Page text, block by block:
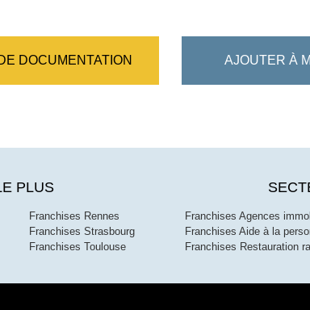
DOCUMENTATION AJOUTER À
PLUS
Franchises Rennes
Franchises Strasbourg
Franchises Toulouse
Franchises Agences
Franchises Aide à la
Franchises Restauration